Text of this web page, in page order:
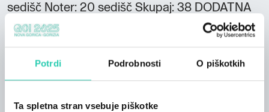
Potrdi Podrobnosti O piškotkih
Ta spletna stran vsebuje piškotke
sedišč Noter: 20 sedišč Skupaj: 38 DODATNA
PONUDBA Sprejemamo naročila tako za torte
kot sladice Zajtrk za zunanje obiskovalce
Dostopno z avtodomom Hišni ljubljenčki
dobrodošli Dostopno za invalide